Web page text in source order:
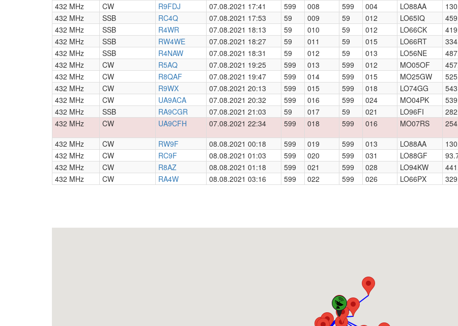
432 MHz
CW R9FDJ 07.08.2021 17:41 599 008 599 004 LO88AA
432 MHz
SSB RC4Q 07.08.2021 17:53 59 009 59 012 LO65IQ
432 MHz
SSB R4WR 07.08.2021 18:13 59 010 59 012 LO66CK
432 MHz
SSB RW4WE 07.08.2021 18:27 59 011 59 015 LO66RT
432 MHz
SSB R4NAW 07.08.2021 18:31 59 012 59 013 LO56NE
432 MHz
CW R5AQ 07.08.2021 19:25 599 013 599 012 MO05OF
432 MHz
CW R8QAF 07.08.2021 19:47 599 014 599 015 MO25GW
432 MHz
CW R9WX 07.08.2021 20:13 599 015 599 018 LO74GG 543
432 MHz
CW UA9ACA 07.08.2021 20:32 599 016 599 024 MO04PK
432 MHz
SSB RA9CGR 07.08.2021 21:03 59 017 59 021 LO96FI
432 MHz
CW UA9CFH 07.08.2021 22:34 599 018 599 016 MO07RS
432 MHz CW RW9F 08.08.2021 00:18 599 019 599 013 LO88AA
432 MHz
CW RC9F 08.08.2021 01:03 599 020 599 031 LO88GF
432 MHz
CW R8AZ 08.08.2021 01:18 599 021 599 028 LO94KW
432 MHz
CW RA4W 08.08.2021 03:16 599 022 599 026 LO66PX